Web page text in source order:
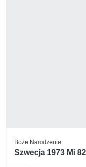
Boże Narodzenie
Szwecja 1973 Mi